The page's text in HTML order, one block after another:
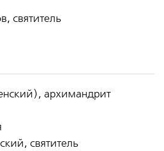
святитель
архимандрит
святитель